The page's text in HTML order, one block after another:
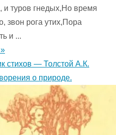
и туров гнедых,Но время
звон рога утих,Пора
и ...
стихов — Толстой А.К.
о природе.